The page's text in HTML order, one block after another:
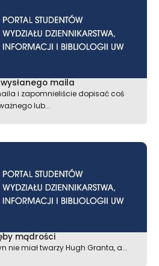
maila
i zapomnieliście dopisać coś
lub...
mądrości
nie miał twarzy Hugh Granta, a...